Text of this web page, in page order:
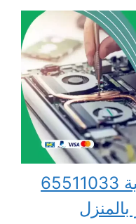
مهندس كمبيوتر الضباعية 65511033